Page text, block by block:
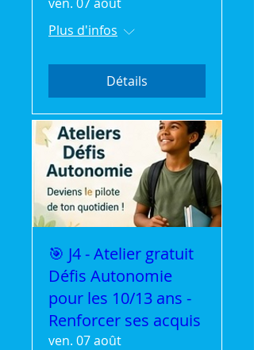
Plus d'infos
Détails
🎯 J4 - Atelier gratuit
Défis Autonomie
pour les 10/13 ans -
Renforcer ses acquis
ven. 07 août